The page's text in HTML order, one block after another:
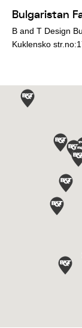
Bulgaristan
B and T Design
Kuklensko